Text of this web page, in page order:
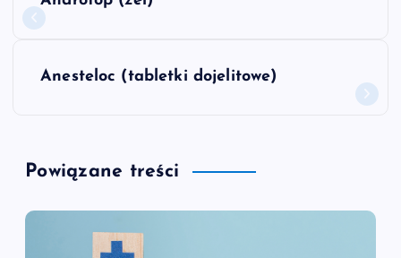
a
g
a
Anesteloc (tabletki dojelitowe)
Powiązane treści